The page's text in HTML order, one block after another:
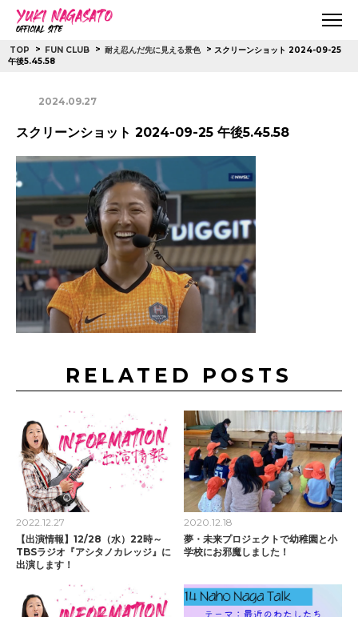
TOP > FUN CLUB > 耐え忍んだ先に見える景色 > スクリーンショット 2024-09-25
午後5.45.58
2024.09.27
スクリーンショット 2024-09-25 午後5.45.58
RELATED POSTS
2022.12.27
【出演情報】12/28（水）22時～
TBSラジオ『アシタノカレッジ』に
出演します！
2020.12.18
夢・未来プロジェクトで幼稚園と小
学校にお邪魔しました！